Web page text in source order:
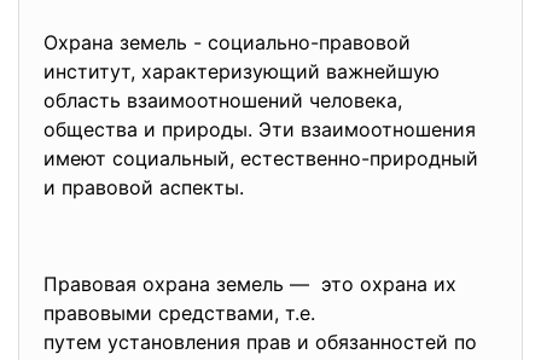
Охрана земель - социально-правовой
институт, характеризующий важнейшую
область взаимоотношений человека,
общества и природы. Эти взаимоотношения
имеют социальный, естественно-природный
и правовой аспекты.
Правовая охрана земель — это охрана их
правовыми средствами, т.е.
путем установления прав и обязанностей по